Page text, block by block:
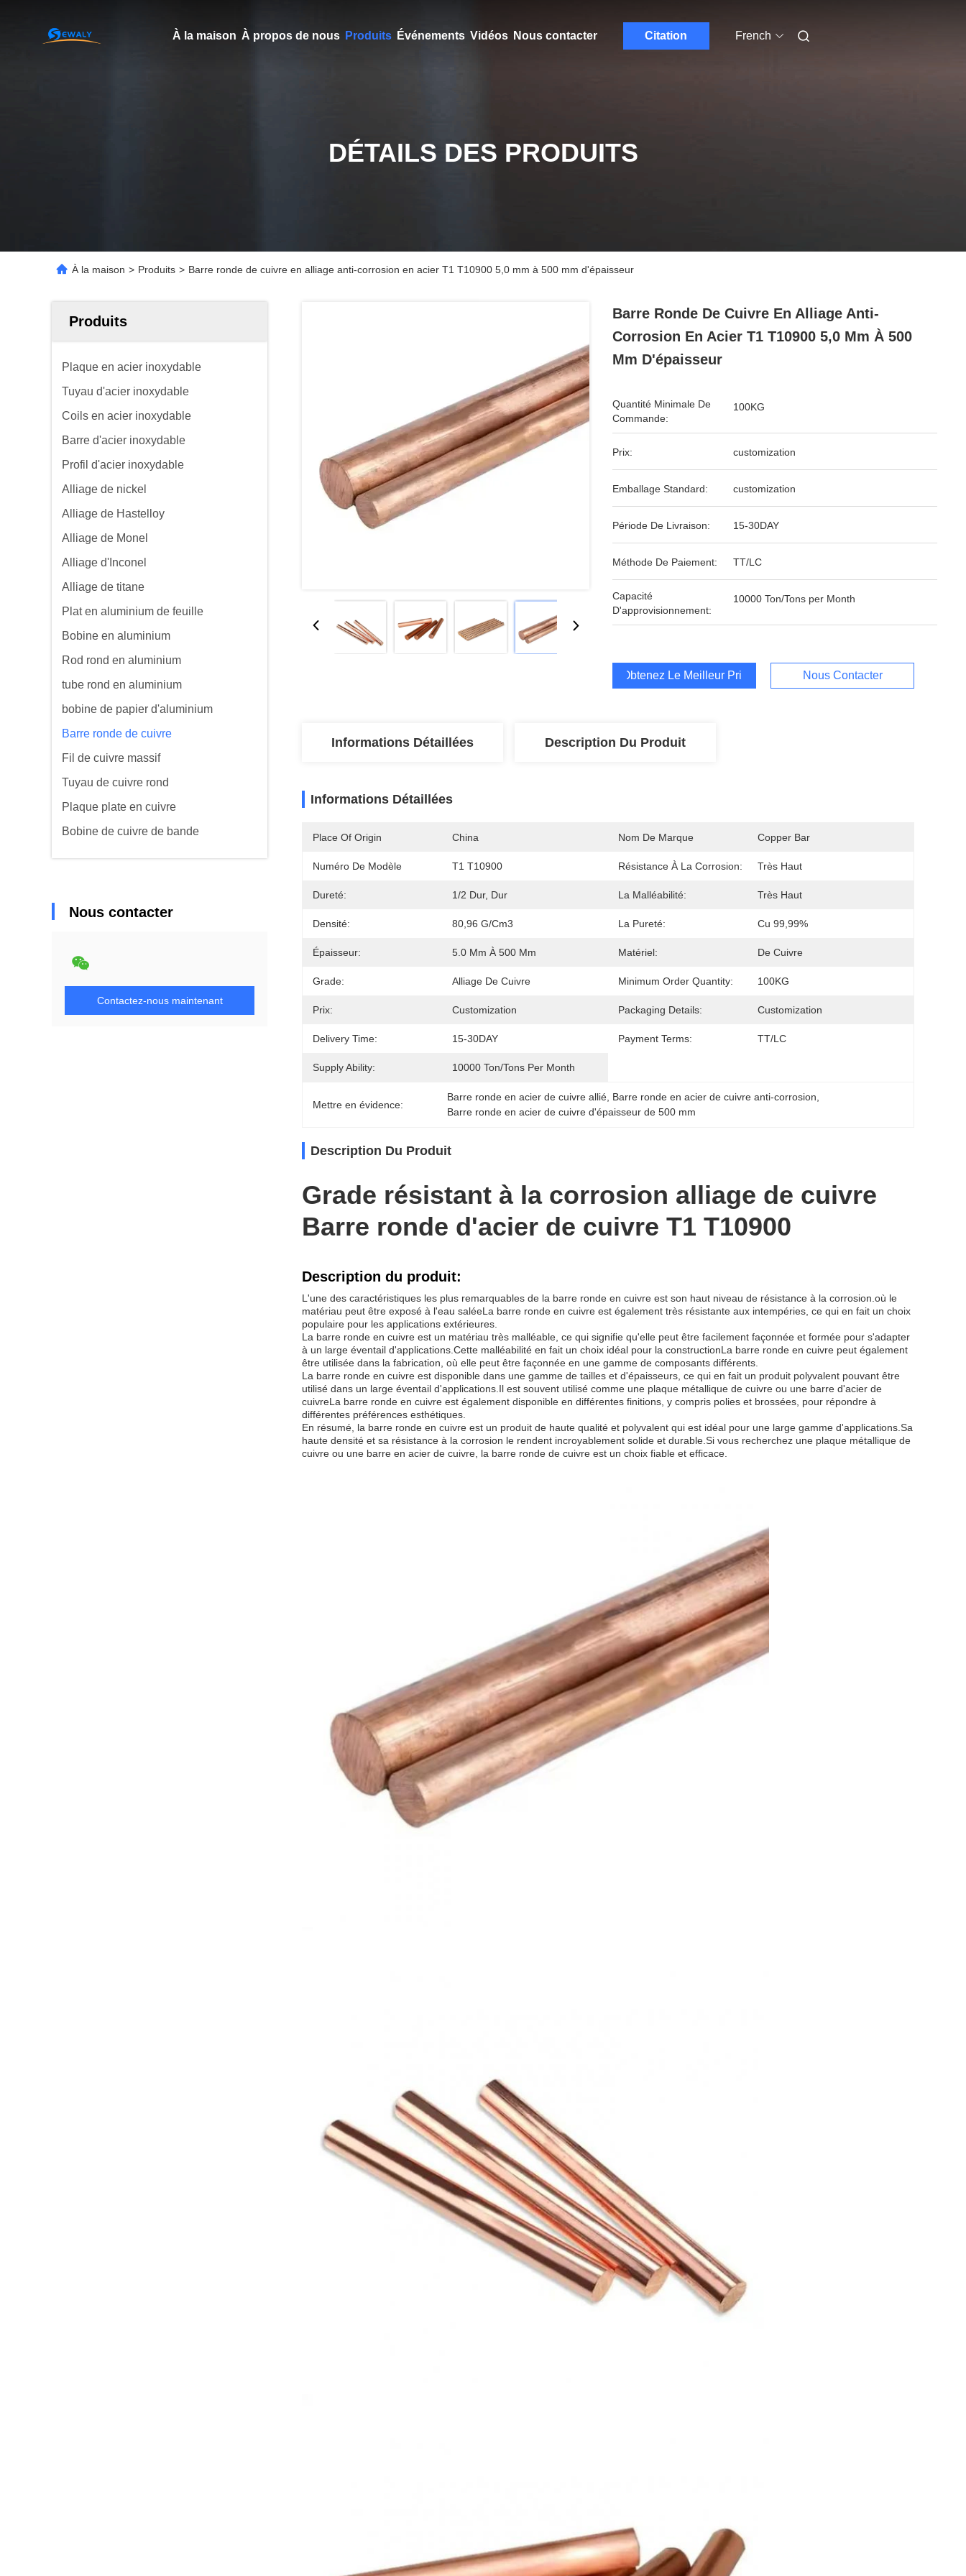
À la maison À propos de nous Produits Événements Vidéos Nous contacter Citation French
DÉTAILS DES PRODUITS
À la maison > Produits > Barre ronde de cuivre en alliage anti-corrosion en acier T1 T10900 5,0 mm à 500 mm d'épaisseur
Produits
Plaque en acier inoxydable
Tuyau d'acier inoxydable
Coils en acier inoxydable
Barre d'acier inoxydable
Profil d'acier inoxydable
Alliage de nickel
Alliage de Hastelloy
Alliage de Monel
Alliage d'Inconel
Alliage de titane
Plat en aluminium de feuille
Bobine en aluminium
Rod rond en aluminium
tube rond en aluminium
bobine de papier d'aluminium
Barre ronde de cuivre
Fil de cuivre massif
Tuyau de cuivre rond
Plaque plate en cuivre
Bobine de cuivre de bande
Nous contacter
Contactez-nous maintenant
Barre Ronde De Cuivre En Alliage Anti-
Corrosion En Acier T1 T10900 5,0 Mm À 500
Mm D'épaisseur
Quantité Minimale De
Commande:
100KG
Prix: customization
Emballage Standard: customization
Période De Livraison: 15-30DAY
Méthode De Paiement: TT/LC
Capacité
D'approvisionnement:
10000 Ton/Tons per Month
Obtenez Le Meilleur Prix Nous Contacter
Informations Détaillées Description Du Produit
Informations Détaillées
Place Of Origin China Nom De Marque Copper Bar
Numéro De Modèle T1 T10900 Résistance À La Corrosion: Très Haut
Dureté: 1/2 Dur, Dur La Malléabilité: Très Haut
Densité: 80,96 G/cm3 La Pureté: Cu 99,99%
Épaisseur: 5.0 Mm À 500 Mm Matériel: De Cuivre
Grade: Alliage De Cuivre Minimum Order Quantity: 100KG
Prix: Customization Packaging Details: Customization
Delivery Time: 15-30DAY Payment Terms: TT/LC
Supply Ability: 10000 Ton/Tons Per Month
Mettre en évidence:
Barre ronde en acier de cuivre allié Barre ronde en acier de cuivre anti-corrosion
Barre ronde en acier de cuivre d'épaisseur de 500 mm
Description Du Produit
Grade résistant à la corrosion alliage de cuivre
Barre ronde d'acier de cuivre T1 T10900
Description du produit:
L'une des caractéristiques les plus remarquables de la barre ronde en cuivre est son haut niveau de résistance à la corrosion.où le
matériau peut être exposé à l'eau saléeLa barre ronde en cuivre est également très résistante aux intempéries, ce qui en fait un choix
populaire pour les applications extérieures.
La barre ronde en cuivre est un matériau très malléable, ce qui signifie qu'elle peut être facilement façonnée et formée pour s'adapter
à un large éventail d'applications.Cette malléabilité en fait un choix idéal pour la constructionLa barre ronde en cuivre peut également
être utilisée dans la fabrication, où elle peut être façonnée en une gamme de composants différents.
La barre ronde en cuivre est disponible dans une gamme de tailles et d'épaisseurs, ce qui en fait un produit polyvalent pouvant être
utilisé dans un large éventail d'applications.Il est souvent utilisé comme une plaque métallique de cuivre ou une barre d'acier de
cuivreLa barre ronde en cuivre est également disponible en différentes finitions, y compris polies et brossées, pour répondre à
différentes préférences esthétiques.
En résumé, la barre ronde en cuivre est un produit de haute qualité et polyvalent qui est idéal pour une large gamme d'applications.Sa
haute densité et sa résistance à la corrosion le rendent incroyablement solide et durable.Si vous recherchez une plaque métallique de
cuivre ou une barre en acier de cuivre, la barre ronde de cuivre est un choix fiable et efficace.